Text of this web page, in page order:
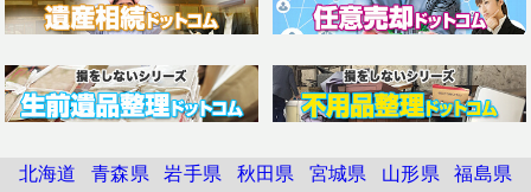
北海道 青森県 岩手県 秋田県 宮城県 山形県 福島県